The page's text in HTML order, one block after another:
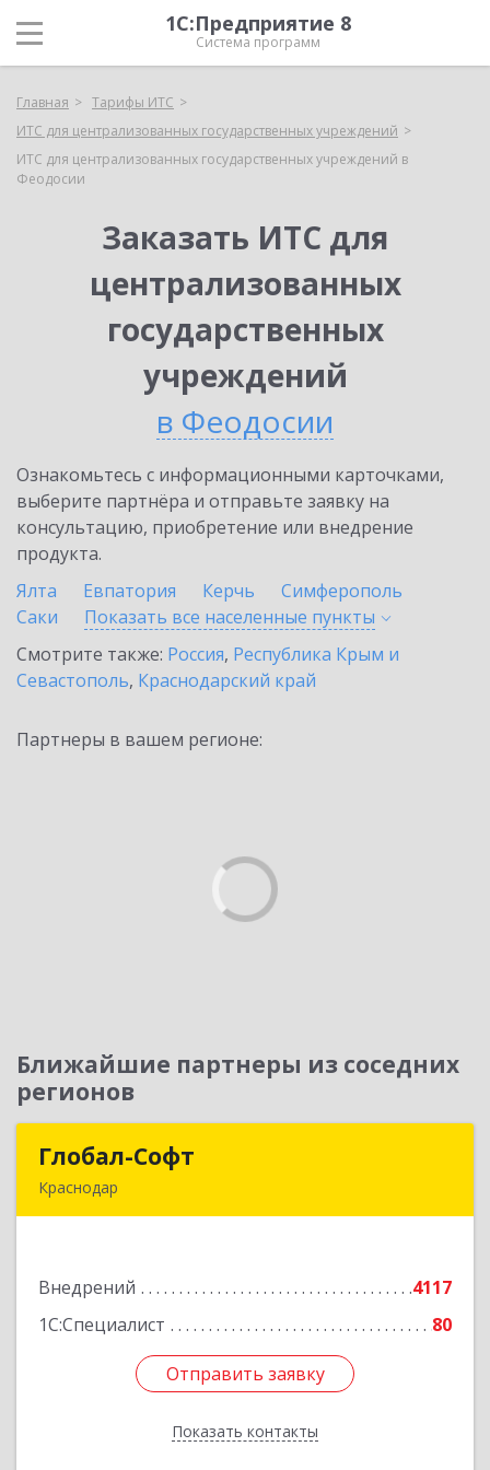
1С:Предприятие 8
Система программ
Главная
Тарифы ИТС
ИТС для централизованных государственных учреждений
ИТС для централизованных государственных учреждений в
Феодосии
Заказать ИТС для
централизованных
государственных
учреждений
в Феодосии
Ознакомьтесь с информационными карточками,
выберите партнёра и отправьте заявку на
консультацию, приобретение или внедрение
продукта.
Ялта
Евпатория Керчь
Симферополь
Саки
Показать все населенные пункты
Смотрите также: Россия, Республика Крым и
Севастополь, Краснодарский край
Партнеры в вашем регионе:
Ближайшие партнеры из соседних
регионов
Глобал-Софт
Краснодар
Внедрений
4117
1С:Специалист
80
Отправить заявку
Показать контакты
Подробнее
Отправить заявку
Назад